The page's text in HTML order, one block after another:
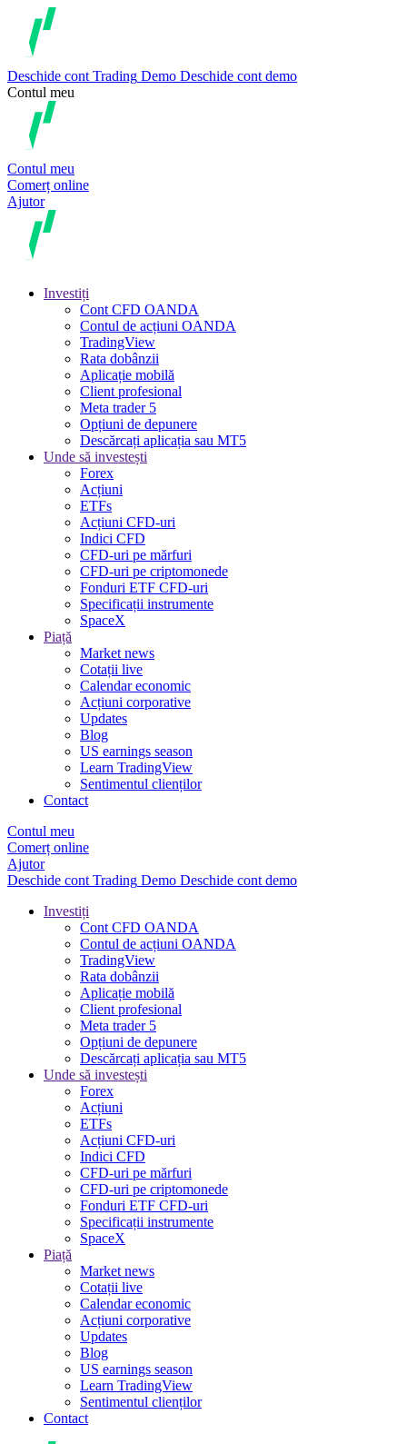
Deschide cont Trading Demo Deschide cont demo
Contul meu
Contul meu
Comerț online
Ajutor
Investiți
Cont CFD OANDA
Contul de acțiuni OANDA
TradingView
Rata dobânzii
Aplicație mobilă
Client profesional
Meta trader 5
Opțiuni de depunere
Descărcați aplicația sau MT5
Unde să investești
Forex
Acțiuni
ETFs
Acțiuni CFD-uri
Indici CFD
CFD-uri pe mărfuri
CFD-uri pe criptomonede
Fonduri ETF CFD-uri
Specificații instrumente
SpaceX
Piață
Market news
Cotații live
Calendar economic
Acțiuni corporative
Updates
Blog
US earnings season
Learn TradingView
Sentimentul clienților
Contact
Contul meu
Comerț online
Ajutor
Deschide cont Trading Demo Deschide cont demo
Investiți
Cont CFD OANDA
Contul de acțiuni OANDA
TradingView
Rata dobânzii
Aplicație mobilă
Client profesional
Meta trader 5
Opțiuni de depunere
Descărcați aplicația sau MT5
Unde să investești
Forex
Acțiuni
ETFs
Acțiuni CFD-uri
Indici CFD
CFD-uri pe mărfuri
CFD-uri pe criptomonede
Fonduri ETF CFD-uri
Specificații instrumente
SpaceX
Piață
Market news
Cotații live
Calendar economic
Acțiuni corporative
Updates
Blog
US earnings season
Learn TradingView
Sentimentul clienților
Contact